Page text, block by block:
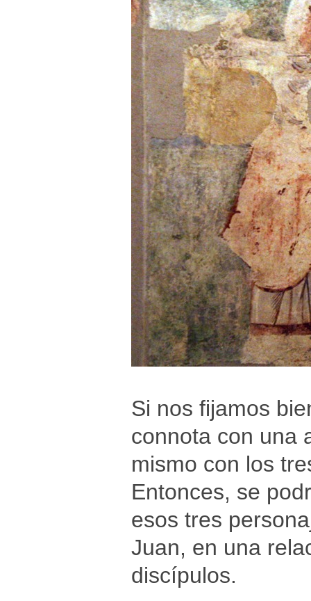
Si nos fijamos
connota con una
mismo con los
Entonces, se
esos tres
Juan, en una
discípulos.